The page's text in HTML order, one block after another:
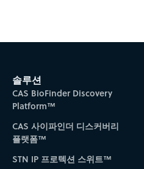
솔루션
CAS BioFinder Discovery
Platform™
CAS 사이파인더 디스커버리
플랫폼™
STN IP 프로텍션 스위트™